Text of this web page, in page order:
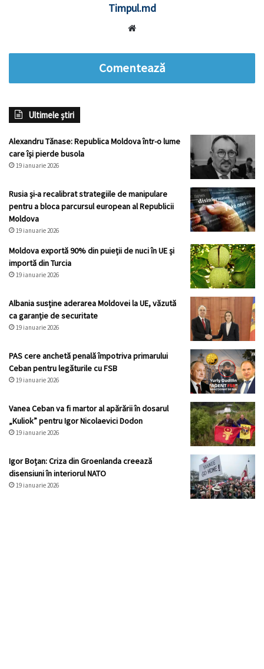
Timpul.md
Comentează
Ultimele știri
Alexandru Tănase: Republica Moldova într-o lume
care își pierde busola
19 ianuarie 2026
Rusia și-a recalibrat strategiile de manipulare
pentru a bloca parcursul european al Republicii
Moldova
19 ianuarie 2026
Moldova exportă 90% din puieții de nuci în UE și
importă din Turcia
19 ianuarie 2026
Albania susține aderarea Moldovei la UE, văzută
ca garanție de securitate
19 ianuarie 2026
PAS cere anchetă penală împotriva primarului
Ceban pentru legăturile cu FSB
19 ianuarie 2026
Vanea Ceban va fi martor al apărării în dosarul
„Kuliok” pentru Igor Nicolaevici Dodon
19 ianuarie 2026
Igor Boțan: Criza din Groenlanda creează
disensiuni în interiorul NATO
19 ianuarie 2026